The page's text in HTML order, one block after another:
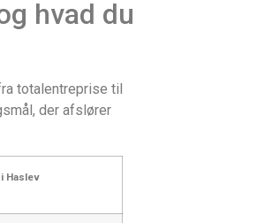
hvad du
totalentreprise til
der afslører
Haslev